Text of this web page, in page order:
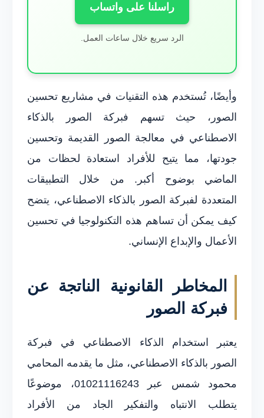
راسلنا على واتساب
الرد سريع خلال ساعات العمل.
وأيضًا، تُستخدم هذه التقنيات في مشاريع تحسين
الصور، حيث تسهم فبركة الصور بالذكاء
الاصطناعي في معالجة الصور القديمة وتحسين
جودتها، مما يتيح للأفراد استعادة لحظات من
الماضي بوضوح أكبر. من خلال التطبيقات
المتعددة لفبركة الصور بالذكاء الاصطناعي، يتضح
كيف يمكن أن تساهم هذه التكنولوجيا في تحسين
الأعمال والإبداع الإنساني.
المخاطر القانونية الناتجة عن
فبركة الصور
يعتبر استخدام الذكاء الاصطناعي في فبركة
الصور بالذكاء الاصطناعي، مثل ما يقدمه المحامي
محمود شمس عبر 01021116243، موضوعًا
يتطلب الانتباه والتفكير الجاد من الأفراد